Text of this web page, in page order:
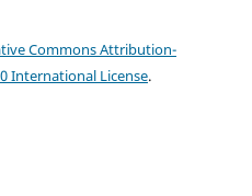
Commons Attribution-
International License.